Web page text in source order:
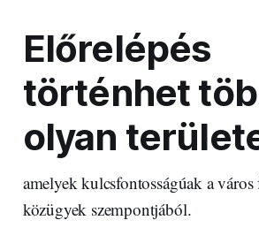
Előrelépés
történhet
olyan
amelyek kulcsfontosságúak a város
közügyek szempontjából.